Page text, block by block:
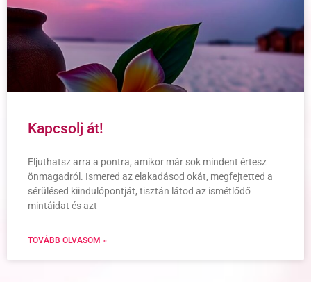
Kapcsolj át!
Eljuthatsz arra a pontra, amikor már sok mindent értesz
önmagadról. Ismered az elakadásod okát, megfejtetted a
sérülésed kiindulópontját, tisztán látod az ismétlődő
mintáidat és azt
TOVÁBB OLVASOM »